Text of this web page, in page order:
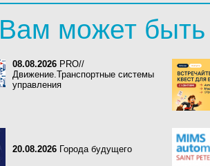
Вам может быть
08.08.2026 PRO//
Движение.Транспортные системы
управления
20.08.2026 Города будущего